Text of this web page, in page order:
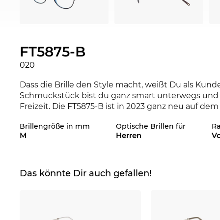
FT5875-B
020
Dass die Brille den Style macht, weißt Du als
Schmuckstück bist du ganz smart unterwegs
Freizeit. Die FT5875-B ist in 2023 ganz neu auf
Kollektionen 2022 und 2023 zu haben.
John Lennon wusste das und war nur selten ohne
Brillengröße in mm
M
Optische Brillen für
Herren
Das könnte Dir auch gefallen!